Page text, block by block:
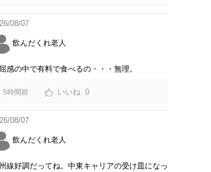
08/07
飲んだくれ老人
感の中で有料で食べるの・・・無理。
5時間前 0
08/07
飲んだくれ老人
線好調だってね。中東キャリアの受け皿になっ